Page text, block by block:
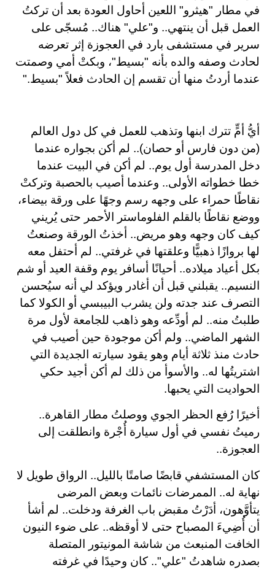
في مطار "هيثرو" اللعين أحاول العودة بعد أن تركتُ
العمل قبل أن ينتهي.. و"علي" هناك.. مُسجّى على
سرير في مستشفى بارد في العجوزة إثر تعرضه
لحادث وصفه والده بأنه "بسيط"، وبكتْ أمي وصمتت
عندما أردتُ منها أن تقسم إن الحادث فعلاً "بسيط".
أيُّ أمٍّ تترك ابنها وتذهب للعمل في كل دول العالم
(من دون فارس أو حصان).. لم أكن بجواره عندما
دخل المدرسة أول يوم.. لم أكن في البيت عندما
خطا خطواته الأولى.. وعندما أصيب بالحصبة وتركتْ
نقاطًا حمراء على وجهه رسم وجهًا على ورقة بيضاء،
ووضع نقاطًا بالقلم الفلوماستر الأحمر حتى يُريني
كيف كان وجهه وهو مريض.. أخذتُ الورقة وصنعتُ
لها بروازًا ذهبيًّا وعلقتها في غرفتي.. لم أحتفل معه
بكل أعياد ميلاده.. أحيانًا أسافر يوم وقفة العيد أو شم
النسيم.. يقبلني قبل أن أغادر ويؤكد لي أنه سيُحسن
التصرف عند جدته ولن يشرب البيبسي أو الكولا كما
طلبتُ منه.. لم أودِّعه وهو ذاهب للجامعة لأول مرة
الشهر الماضي.. ولم أكن موجودة حين أصيب في
حادث منذ ثلاثة أيام وهو يقود سيارته الجديدة التي
اشتريتُها له.. والأسوأ من ذلك لم أكن أجيد حكي
الحواديت التي يحبها.
أخيرًا رُفع الحظر الجوي ووصلتُ مطار القاهرة..
رميتُ نفسي في أول سيارة أُجْرة وانطلقت إلى
العجوزة..
كان المستشفي قابضًا صامتًا بالليل.. الرواق طويل لا
نهاية له.. الممرضات نائمات وبعض المرضى
يتأوَّهون، أدَرْتُ مقبض باب الغرفة ودخلت.. لم أشأ
أن أُضِيءَ المصباح حتى لا أوقظه.. على ضوء النيون
الخافت المنبعث من شاشة المونيتور المتصلة
بصدره شاهدتُ "علي".. كان وحيدًا في غرفته